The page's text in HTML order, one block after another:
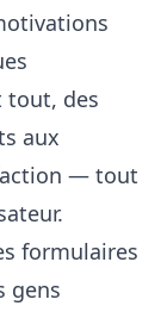
tout, des
aux
— tout
formulaires
gens